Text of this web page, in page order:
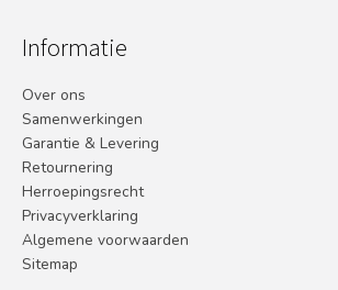
Informatie
Over ons
Samenwerkingen
Garantie & Levering
Retournering
Herroepingsrecht
Privacyverklaring
Algemene voorwaarden
Sitemap